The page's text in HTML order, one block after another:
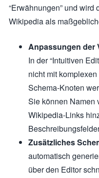
“Erwähnungen” und wird
Wikipedia als
Anpassungen der
In der “Intuitiven
nicht mit
Schema-Knoten
Sie können Namen
Wikipedia-Links
Zusätzliches
automatisch
über den Editor